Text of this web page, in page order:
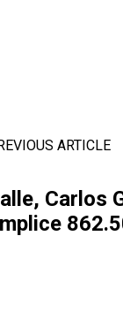
ARTICLE
Carlos